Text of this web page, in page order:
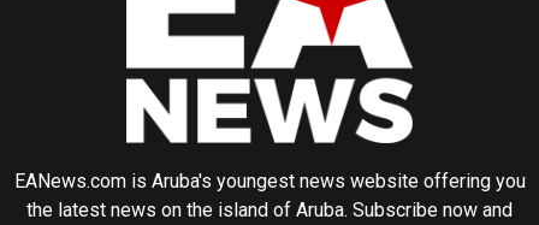
EANews.com is Aruba's youngest news website offering you
the latest news on the island of Aruba. Subscribe now and